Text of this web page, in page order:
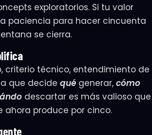
exploratorios. Si tu valor
paciencia para hacer cincuenta
se cierra.
criterio técnico, entendimiento de
que decide qué generar, cómo
descartar es más valioso que
ahora produce por cinco.